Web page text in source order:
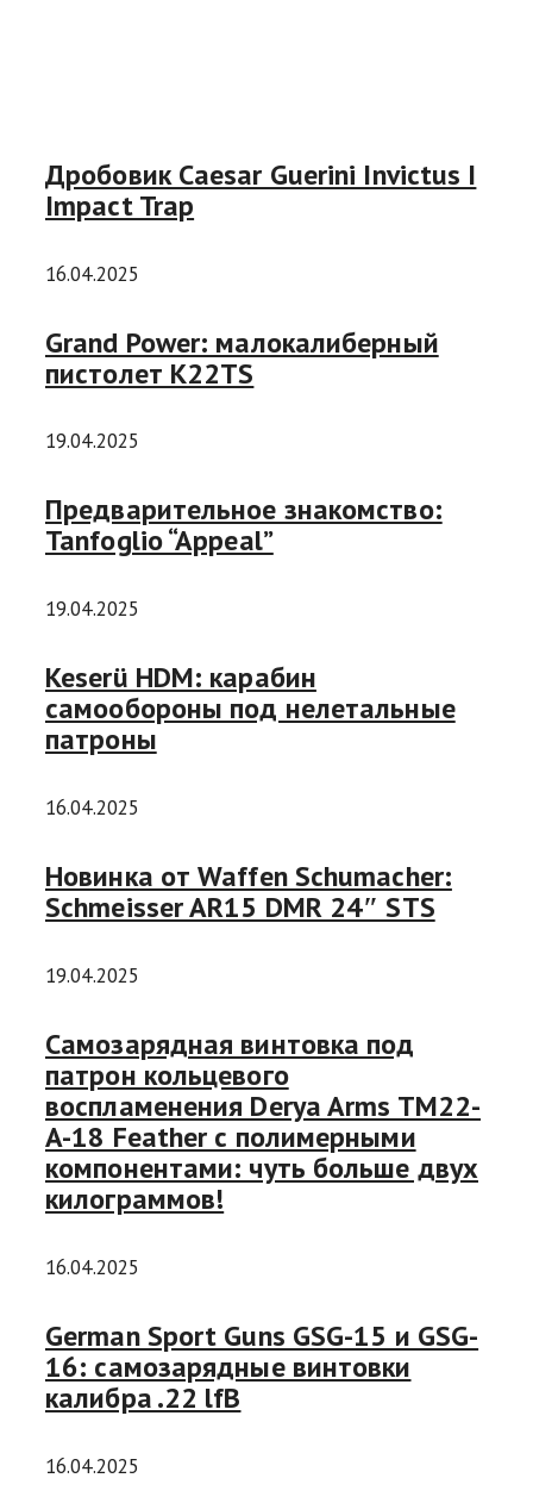
Дробовик Caesar Guerini Invictus I
Impact Trap
16.04.2025
Grand Power: малокалиберный
пистолет K22TS
19.04.2025
Предварительное знакомство:
Tanfoglio “Appeal”
19.04.2025
Keserü HDM: карабин
самообороны под нелетальные
патроны
16.04.2025
Новинка от Waffen Schumacher:
Schmeisser AR15 DMR 24″ STS
19.04.2025
Самозарядная винтовка под
патрон кольцевого
воспламенения Derya Arms TM22-
A-18 Feather с полимерными
компонентами: чуть больше двух
килограммов!
16.04.2025
German Sport Guns GSG-15 и GSG-
16: самозарядные винтовки
калибра .22 lfB
16.04.2025